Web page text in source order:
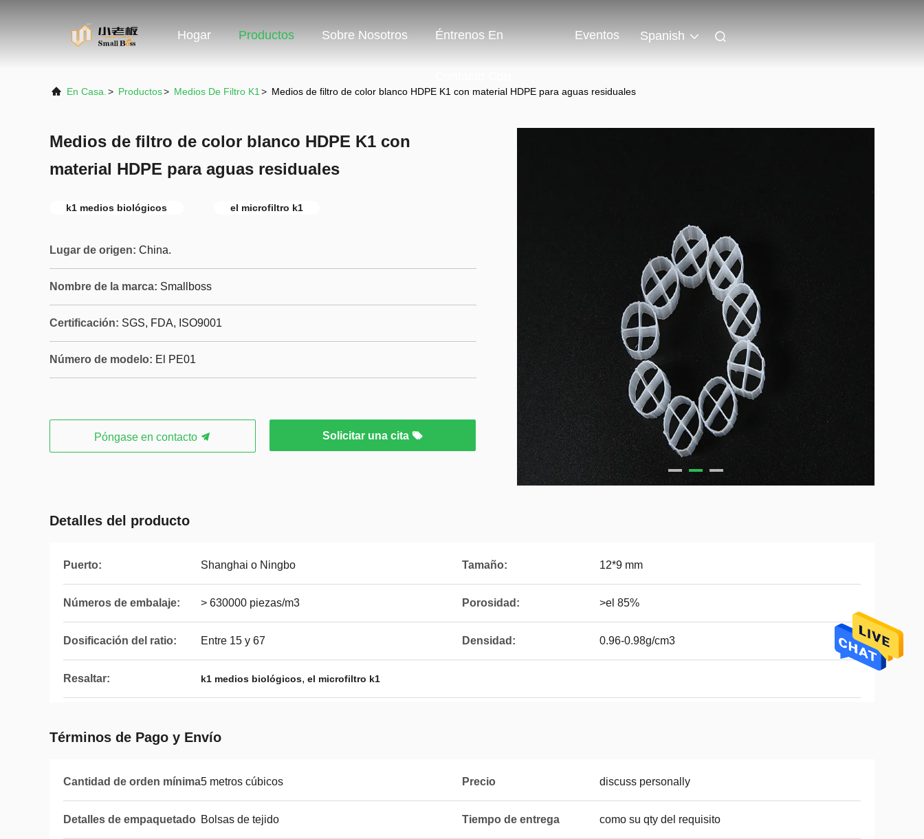
Hogar Productos Sobre Nosotros Éntrenos En Eventos Spanish
En Casa. > Productos> Medios De Filtro K1 > Medios de filtro de color blanco HDPE K1 con material HDPE para aguas residuales
Medios de filtro de color blanco HDPE K1 con
material HDPE para aguas residuales
k1 medios biológicos el microfiltro k1
Lugar de origen: China.
Nombre de la marca: Smallboss
Certificación: SGS, FDA, ISO9001
Número de modelo: El PE01
Póngase en contacto Solicitar una cita
Detalles del producto
Puerto: Shanghai o Ningbo Tamaño: 12*9 mm
Números de embalaje: > 630000 piezas/m3 Porosidad: >el 85%
Dosificación del ratio: Entre 15 y 67 Densidad: 0.96-0.98g/cm3
Resaltar: k1 medios biológicos, el microfiltro k1
Términos de Pago y Envío
Cantidad de orden mínima5 metros cúbicos Precio discuss personally
Detalles de empaquetado Bolsas de tejido Tiempo de entrega como su qty del requisito